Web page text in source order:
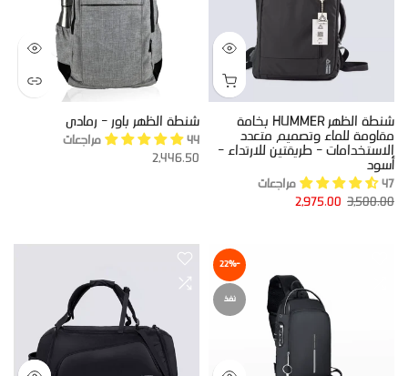
شنطة الظهر HUMMER بخامة
مقاومة للماء وتصميم متعدد
الاستخدامات - طريقتين للارتداء -
أسود
47 مراجعات
3,500.00
2,975.00
شنطة الظهر باور - رمادى
44 مراجعات
2,446.50
-22%
نفذ